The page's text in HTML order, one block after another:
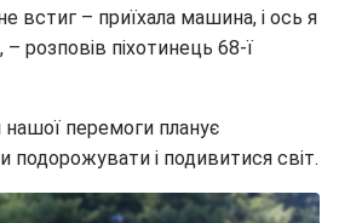
встиг – приїхала машина, і ось я
розповів піхотинець 68-ї
нашої перемоги планує
подорожувати і подивитися світ.